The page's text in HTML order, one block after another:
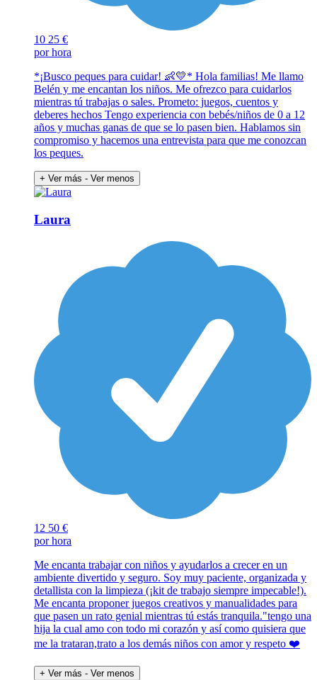
10 25 €
por hora
*¡Busco peques para cuidar! 👶💛* Hola familias! Me llamo
Belén y me encantan los niños. Me ofrezco para cuidarlos
mientras tú trabajas o sales. Prometo: juegos, cuentos y
deberes hechos Tengo experiencia con bebés/niños de 0 a 12
años y muchas ganas de que se lo pasen bien. Hablamos sin
compromiso y hacemos una entrevista para que me conozcan
los peques.
+ Ver más - Ver menos
Laura
12 50 €
por hora
Me encanta trabajar con niños y ayudarlos a crecer en un
ambiente divertido y seguro. Soy muy paciente, organizada y
detallista con la limpieza (¡kit de trabajo siempre impecable!).
Me encanta proponer juegos creativos y manualidades para
que pasen un rato genial mientras tú estás tranquila."tengo una
hija la cual amo con todo mi corazón y así como quisiera que
me la trataran,trato a los demás niños con amor y respeto ❤️
+ Ver más - Ver menos